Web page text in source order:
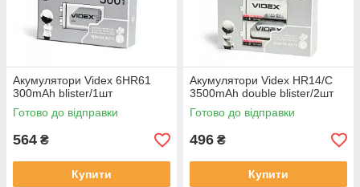
Акумулятори Videx 6HR61
300mAh blister/1шт
Готово до відправки
564 ₴
Купити
Акумулятори Videx HR14/C
3500mAh double blister/2шт
Готово до відправки
496 ₴
Купити